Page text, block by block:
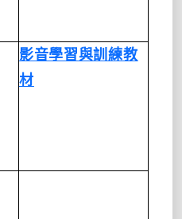
影音學習與訓練教
材